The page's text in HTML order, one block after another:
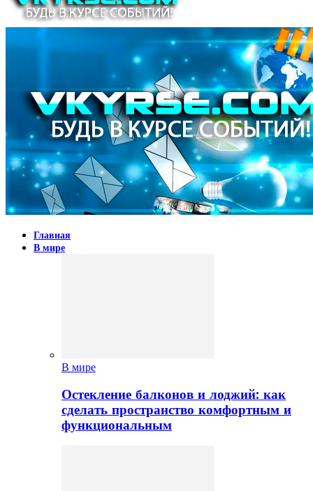
Главная
В мире
В мире
Остекление балконов и лоджий: как
сделать пространство комфортным и
функциональным